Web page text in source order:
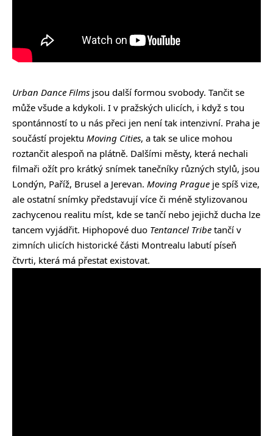
Urban Dance Films jsou další formou svobody. Tančit se
může všude a kdykoli. I v pražských ulicích, i když s tou
spontánností to u nás přeci jen není tak intenzivní. Praha je
součástí projektu Moving Cities, a tak se ulice mohou
roztančit alespoň na plátně. Dalšími městy, která nechali
filmaři ožít pro krátký snímek tanečníky různých stylů, jsou
Londýn, Paříž, Brusel a Jerevan. Moving Prague je spíš vize,
ale ostatní snímky představují více či méně stylizovanou
zachycenou realitu míst, kde se tančí nebo jejichž ducha lze
tancem vyjádřit. Hiphopové duo Tentancel Tribe tančí v
zimních ulicích historické části Montrealu labutí píseň
čtvrti, která má přestat existovat.